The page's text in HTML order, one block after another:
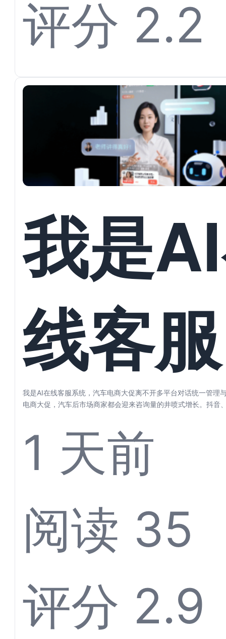
离不
并发
回复
员数
步
评分 2.2
我是
线客
统，
电商
离不
我是AI在线客服系统，汽车电商大促离不开多平台对话统一管理
电商大促，汽车后市场商家都会迎来咨询量的井喷式增长。抖音
1 天前
阅读 35
评分 2.9